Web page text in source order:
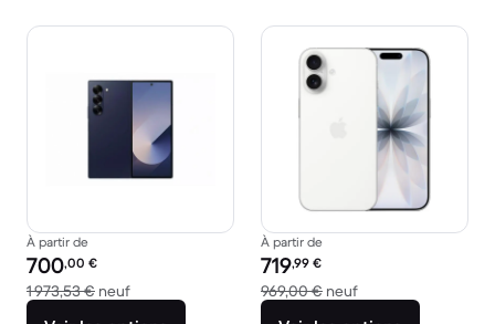
À partir de
Prix reconditionné :
700,00 €
1 973,53 € neufcontre 1 973,53 € neuf
À partir de
Prix reconditionné :
719,99 €
969,00 € neufcontre 969,00 €